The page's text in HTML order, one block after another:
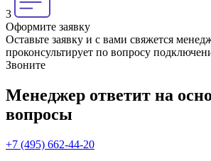
3
Оформите заявку
Оставьте заявку и с вами свяжется
проконсультирует по вопросу
Звоните
Менеджер ответит на
вопросы
+7 (495) 662-44-20